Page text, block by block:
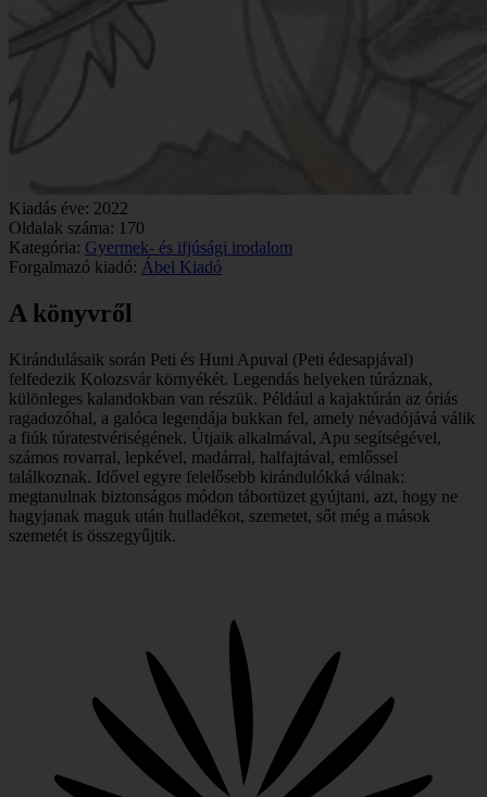
Kiadás éve: 2022
Oldalak száma: 170
Kategória: Gyermek- és ifjúsági irodalom
Forgalmazó kiadó: Ábel Kiadó
A könyvről
Kirándulásaik során Peti és Huni Apuval (Peti édesapjával)
felfedezik Kolozsvár környékét. Legendás helyeken túráznak,
különleges kalandokban van részük. Például a kajaktúrán az óriás
ragadozóhal, a galóca legendája bukkan fel, amely névadójává válik
a fiúk túratestvériségének. Útjaik alkalmával, Apu segítségével,
számos rovarral, lepkével, madárral, halfajtával, emlőssel
találkoznak. Idővel egyre felelősebb kirándulókká válnak:
megtanulnak biztonságos módon tábortüzet gyújtani, azt, hogy ne
hagyjanak maguk után hulladékot, szemetet, sőt még a mások
szemetét is összegyűjtik.